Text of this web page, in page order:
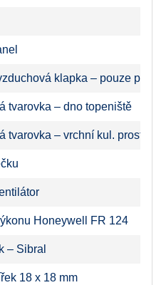
klapka – pouze pro
tvarovka – dno topeniště
tvarovka – vrchní kul. prostor
Honeywell FR 124
– Sibral
18 x 18 mm